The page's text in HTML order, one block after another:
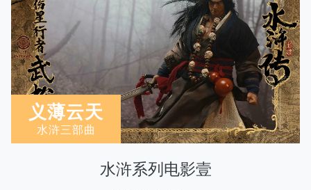
义薄云天
水浒三部曲
水浒系列电影壹